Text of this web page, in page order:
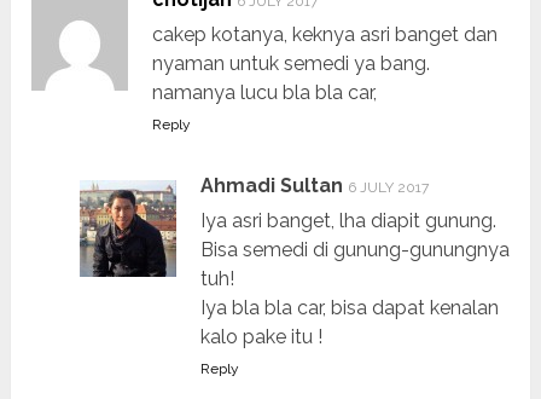
cakep kotanya, keknya asri banget dan
nyaman untuk semedi ya bang.
namanya lucu bla bla car,
Reply
Ahmadi Sultan 6 JULY 2017
Iya asri banget, lha diapit gunung.
Bisa semedi di gunung-gunungnya
tuh!
Iya bla bla car, bisa dapat kenalan
kalo pake itu !
Reply